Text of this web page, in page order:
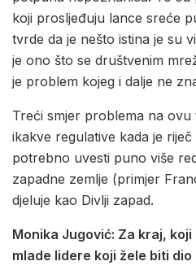
koji prosljeđuju lance sreće
tvrde da je nešto istina je su
je ono što se društvenim
je problem kojeg i dalje ne
Treći smjer problema na ovu
ikakve regulative kada je
potrebno uvesti puno više
zapadne zemlje (primjer
djeluje kao Divlji zapad.
Monika Jugović: Za kraj,
mlade lidere koji žele biti